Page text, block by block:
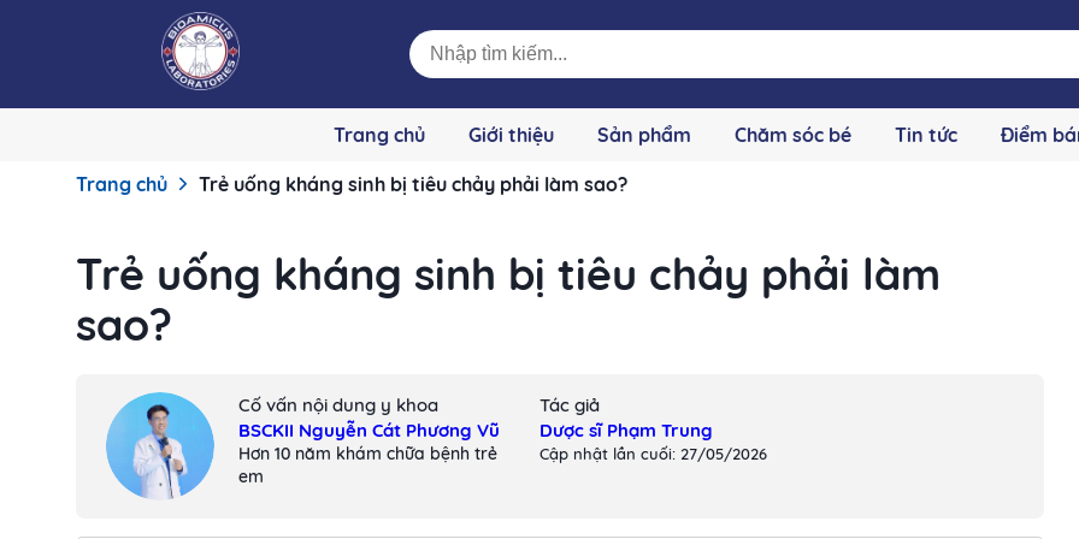
Trang chủ Giới thiệu Sản phẩm Chăm sóc bé Tin tức Điểm
Trang chủ Trẻ uống kháng sinh bị tiêu chảy phải làm sao?
Trẻ uống kháng sinh bị tiêu chảy phải làm
sao?
Cố vấn nội dung y khoa
BSCKII Nguyễn Cát Phương Vũ
Hơn 10 năm khám chữa bệnh trẻ
em
Tác giả
Dược sĩ Phạm Trung
Cập nhật lần cuối: 27/05/2026